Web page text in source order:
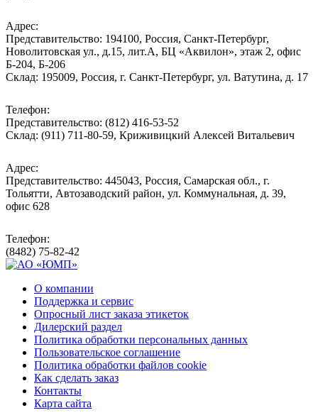
Адрес:
Представительство: 194100, Россия, Санкт-Петербург,
Новолитовская ул., д.15, лит.А, БЦ «Аквилон», этаж 2, офис
Б-204, Б-206
Склад: 195009, Россия, г. Санкт-Петербург, ул. Ватутина, д. 17
Телефон:
Представительство: (812) 416-53-52
Склад: (911) 711-80-59, Криживицкий Алексей Витальевич
Адрес:
Представительство: 445043, Россия, Самарская обл., г.
Тольятти, Автозаводский район, ул. Коммунальная, д. 39,
офис 628
Телефон:
(8482) 75-82-42
О компании
Поддержка и сервис
Опросный лист заказа этикеток
Дилерский раздел
Политика обработки персональных данных
Пользовательское соглашение
Политика обработки файлов cookie
Как сделать заказ
Контакты
Карта сайта